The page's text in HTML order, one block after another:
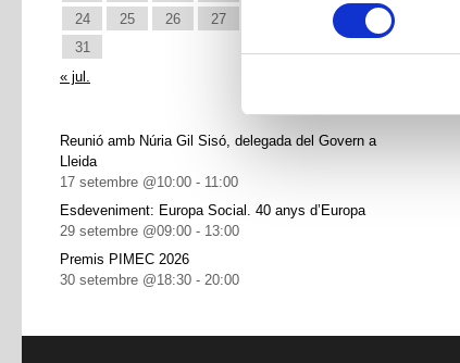
24
25 26 27
31
« jul.
Reunió amb Núria Gil Sisó, delegada del Govern a
Lleida
17 setembre @10:00 - 11:00
Esdeveniment: Europa Social. 40 anys d’Europa
29 setembre @09:00 - 13:00
Premis PIMEC 2026
30 setembre @18:30 - 20:00